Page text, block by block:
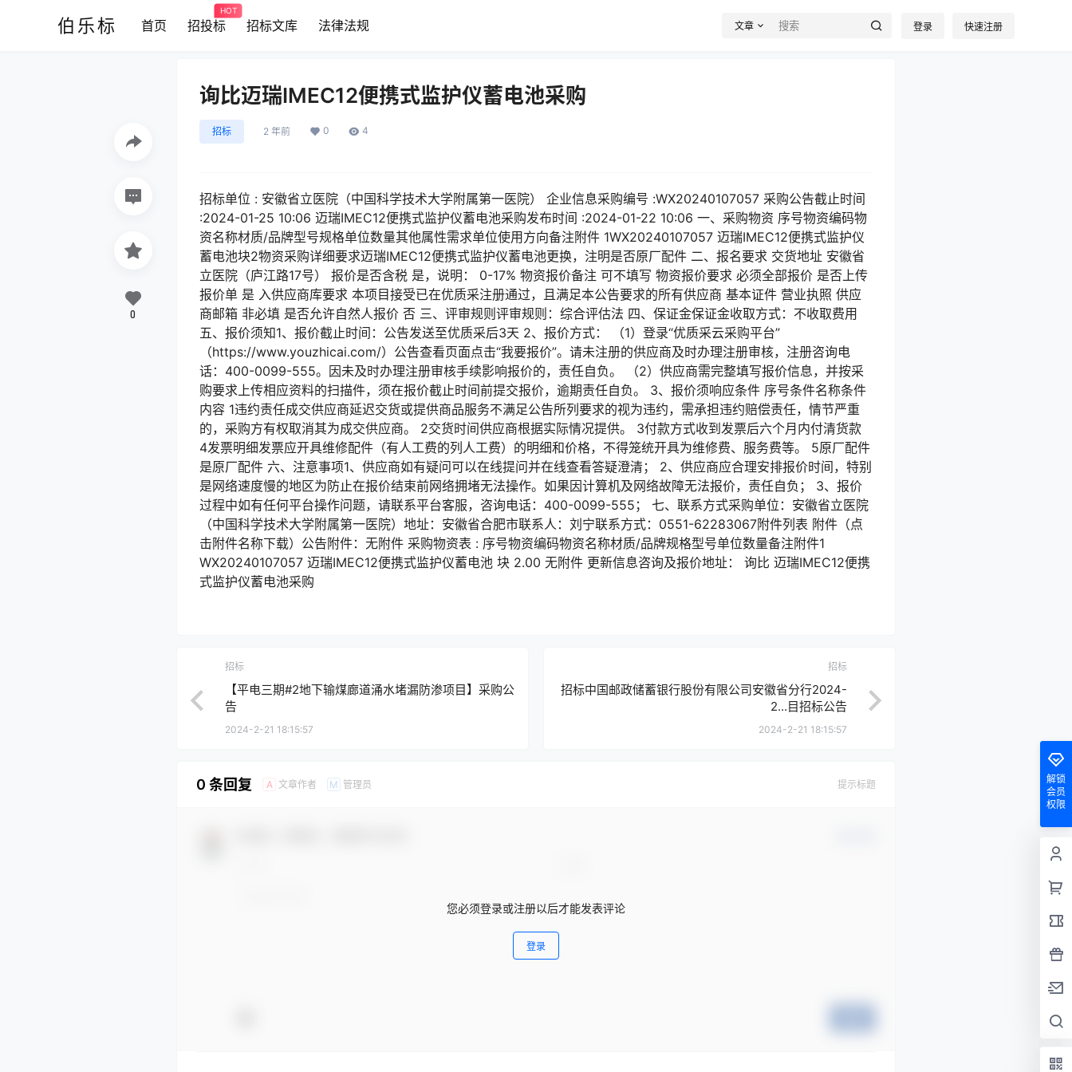
伯乐标 首页 招投标
HOT
招标文库 法律法规 文章 登录 快速注册
询比迈瑞IMEC12便携式监护仪蓄电池采购
招标 2 年前 0 4
招标单位 : 安徽省立医院（中国科学技术大学附属第一医院） 企业信息采购编号 :WX20240107057 采购公告截止时间
:2024-01-25 10:06 迈瑞IMEC12便携式监护仪蓄电池采购发布时间 :2024-01-22 10:06 一、采购物资 序号物资编码物
资名称材质/品牌型号规格单位数量其他属性需求单位使用方向备注附件 1WX20240107057 迈瑞IMEC12便携式监护仪
蓄电池块2物资采购详细要求迈瑞IMEC12便携式监护仪蓄电池更换，注明是否原厂配件 二、报名要求 交货地址 安徽省
立医院（庐江路17号） 报价是否含税 是，说明： 0-17% 物资报价备注 可不填写 物资报价要求 必须全部报价 是否上传
报价单 是 入供应商库要求 本项目接受已在优质采注册通过，且满足本公告要求的所有供应商 基本证件 营业执照 供应
商邮箱 非必填 是否允许自然人报价 否 三、评审规则评审规则：综合评估法 四、保证金保证金收取方式：不收取费用
五、报价须知1、报价截止时间：公告发送至优质采后3天 2、报价方式： （1）登录“优质采云采购平台”
（https://www.youzhicai.com/）公告查看页面点击“我要报价”。请未注册的供应商及时办理注册审核，注册咨询电
话：400-0099-555。因未及时办理注册审核手续影响报价的，责任自负。 （2）供应商需完整填写报价信息，并按采
购要求上传相应资料的扫描件，须在报价截止时间前提交报价，逾期责任自负。 3、报价须响应条件 序号条件名称条件
内容 1违约责任成交供应商延迟交货或提供商品服务不满足公告所列要求的视为违约，需承担违约赔偿责任，情节严重
的，采购方有权取消其为成交供应商。 2交货时间供应商根据实际情况提供。 3付款方式收到发票后六个月内付清货款
4发票明细发票应开具维修配件（有人工费的列人工费）的明细和价格，不得笼统开具为维修费、服务费等。 5原厂配件
是原厂配件 六、注意事项1、供应商如有疑问可以在线提问并在线查看答疑澄清； 2、供应商应合理安排报价时间，特别
是网络速度慢的地区为防止在报价结束前网络拥堵无法操作。如果因计算机及网络故障无法报价，责任自负； 3、报价
过程中如有任何平台操作问题，请联系平台客服，咨询电话：400-0099-555； 七、联系方式采购单位：安徽省立医院
（中国科学技术大学附属第一医院）地址：安徽省合肥市联系人：刘宁联系方式：0551-62283067附件列表 附件（点
击附件名称下载）公告附件：无附件 采购物资表 : 序号物资编码物资名称材质/品牌规格型号单位数量备注附件1
WX20240107057 迈瑞IMEC12便携式监护仪蓄电池 块 2.00 无附件 更新信息咨询及报价地址： 询比 迈瑞IMEC12便携
式监护仪蓄电池采购
0
招标
【平电三期#2地下输煤廊道涌水堵漏防渗项目】采购公
告
2024-2-21 18:15:57
招标
招标中国邮政储蓄银行股份有限公司安徽省分行2024-
2...目招标公告
2024-2-21 18:15:57
0 条回复 A 文章作者 M 管理员 提示标题
您必须登录或注册以后才能发表评论
登录
解锁
会员
权限